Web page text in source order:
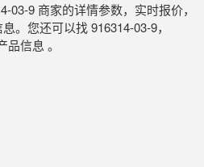
03-9 商家的详情参数，实时报价，
。您还可以找 916314-03-9，
信息 。